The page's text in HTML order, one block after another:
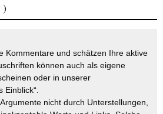
)
Kommentare und schätzen Ihre aktive
können auch als eigene
oder in unserer
Einblick“.
nicht durch Unterstellungen,